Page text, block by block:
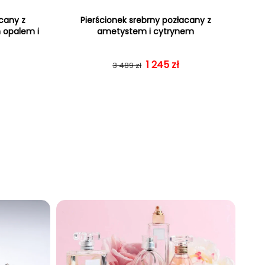
z
opalem i
Pierścionek srebrny pozłacany z
ametystem i cytrynem
Cena regularna
3 489 zł Cena sprzedaży
1 245 zł